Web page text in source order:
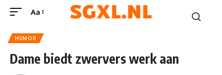
Aa
HUMOR
Dame biedt zwervers werk aan